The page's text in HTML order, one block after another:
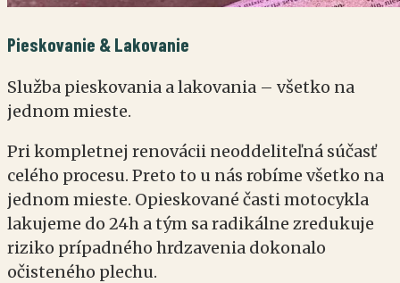
Pieskovanie & Lakovanie
Služba pieskovania a lakovania – všetko na
jednom mieste.
Pri kompletnej renovácii neoddeliteľná súčasť
celého procesu. Preto to u nás robíme všetko na
jednom mieste. Opieskované časti motocykla
lakujeme do 24h a tým sa radikálne zredukuje
riziko prípadného hrdzavenia dokonalo
očisteného plechu.